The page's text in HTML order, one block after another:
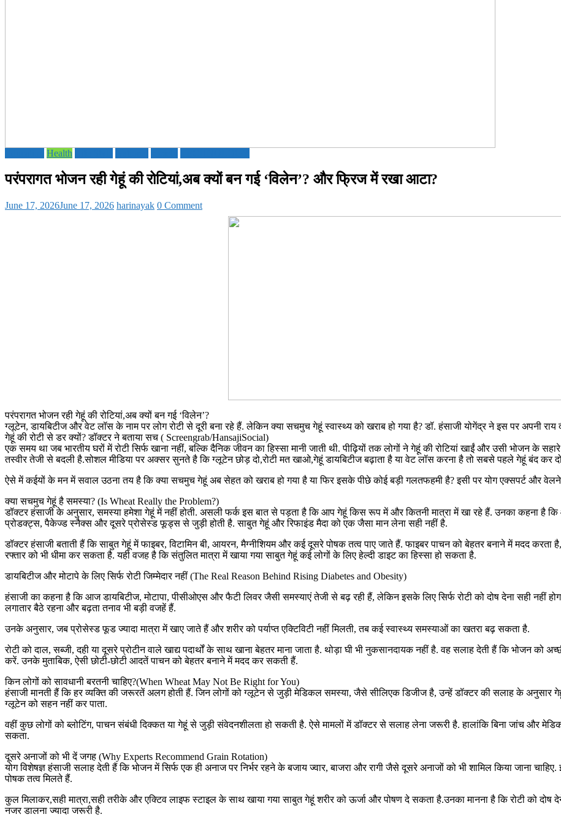
Health
परंपरागत भोजन रही गेहूं की रोटियां,अब क्यों बन गई ‘विलेन’? और फ्रिज में रखा आटा?
June 17, 2026June 17, 2026 harinayak 0 Comment
परंपरागत भोजन रही गेहूं की रोटियां,अब क्यों बन गई ‘विलेन’?
ग्लूटेन, डायबिटीज और वेट लॉस के नाम पर लोग रोटी से दूरी बना रहे हैं. लेकिन क्या सचमुच गेहूं स्वास्थ्य को खराब हो गया है? डॉ. हंसाजी योगेंद्र ने इस पर अपनी राय
गेहूं की रोटी से डर क्यों? डॉक्टर ने बताया सच ( Screengrab/HansajiSocial)
एक समय था जब भारतीय घरों में रोटी सिर्फ खाना नहीं, बल्कि दैनिक जीवन का हिस्सा मानी जाती थी. पीढ़ियों तक लोगों ने गेहूं की रोटियां खाईं और उसी भोजन
तस्वीर तेजी से बदली है.सोशल मीडिया पर अक्सर सुनते है कि ग्लूटेन छोड़ दो,रोटी मत खाओ,गेहूं डायबिटीज बढ़ाता है या वेट लॉस करना है तो सबसे पहले गेहूं बंद कर
ऐसे में कईयों के मन में सवाल उठना तय है कि क्या सचमुच गेहूं अब सेहत को खराब हो गया है या फिर इसके पीछे कोई बड़ी गलतफहमी है? इसी पर योग एक्सपर्ट और
क्या सचमुच गेहूं है समस्या? (Is Wheat Really the Problem?)
डॉक्टर हंसाजी के अनुसार, समस्या हमेशा गेहूं में नहीं होती. असली फर्क इस बात से पड़ता है कि आप गेहूं किस रूप में और कितनी मात्रा में खा रहे हैं. उनका कहना है
प्रोडक्ट्स, पैकेज्ड स्नैक्स और दूसरे प्रोसेस्ड फूड्स से जुड़ी होती है. साबुत गेहूं और रिफाइंड मैदा को एक जैसा मान लेना सही नहीं है.
डॉक्टर हंसाजी बताती हैं कि साबुत गेहूं में फाइबर, विटामिन बी, आयरन, मैग्नीशियम और कई दूसरे पोषक तत्व पाए जाते हैं. फाइबर पाचन को बेहतर बनाने में मदद करता
रफ्तार को भी धीमा कर सकता है. यही वजह है कि संतुलित मात्रा में खाया गया साबुत गेहूं कई लोगों के लिए हेल्दी डाइट का हिस्सा हो सकता है.
डायबिटीज और मोटापे के लिए सिर्फ रोटी जिम्मेदार नहीं (The Real Reason Behind Rising Diabetes and Obesity)
हंसाजी का कहना है कि आज डायबिटीज, मोटापा, पीसीओएस और फैटी लिवर जैसी समस्याएं तेजी से बढ़ रही हैं, लेकिन इसके लिए सिर्फ रोटी को दोष देना सही नहीं
लगातार बैठे रहना और बढ़ता तनाव भी बड़ी वजहें हैं.
उनके अनुसार, जब प्रोसेस्ड फूड ज्यादा मात्रा में खाए जाते हैं और शरीर को पर्याप्त एक्टिविटी नहीं मिलती, तब कई स्वास्थ्य समस्याओं का खतरा बढ़ सकता है.
रोटी को दाल, सब्जी, दही या दूसरे प्रोटीन वाले खाद्य पदार्थों के साथ खाना बेहतर माना जाता है. थोड़ा घी भी नुकसानदायक नहीं है. वह सलाह देती हैं कि भोजन
करें. उनके मुताबिक, ऐसी छोटी-छोटी आदतें पाचन को बेहतर बनाने में मदद कर सकती हैं.
किन लोगों को सावधानी बरतनी चाहिए?(When Wheat May Not Be Right for You)
हंसाजी मानती हैं कि हर व्यक्ति की जरूरतें अलग होती हैं. जिन लोगों को ग्लूटेन से जुड़ी मेडिकल समस्या, जैसे सीलिएक डिजीज है, उन्हें डॉक्टर की सलाह के अनुसार
ग्लूटेन को सहन नहीं कर पाता.
वहीं कुछ लोगों को ब्लोटिंग, पाचन संबंधी दिक्कत या गेहूं से जुड़ी संवेदनशीलता हो सकती है. ऐसे मामलों में डॉक्टर से सलाह लेना जरूरी है. हालांकि बिना जांच और
सकता.
दूसरे अनाजों को भी दें जगह (Why Experts Recommend Grain Rotation)
योग विशेषज्ञ हंसाजी सलाह देती हैं कि भोजन में सिर्फ एक ही अनाज पर निर्भर रहने के बजाय ज्वार, बाजरा और रागी जैसे दूसरे अनाजों को भी शामिल किया जाना
पोषक तत्व मिलते हैं.
कुल मिलाकर,सही मात्रा,सही तरीके और एक्टिव लाइफ स्टाइल के साथ खाया गया साबुत गेहूं शरीर को ऊर्जा और पोषण दे सकता है.उनका मानना है कि रोटी को
नजर डालना ज्यादा जरूरी है.